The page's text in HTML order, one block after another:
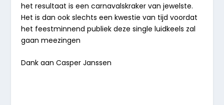
het resultaat is een carnavalskraker van jewelste.
Het is dan ook slechts een kwestie van tijd voordat
het feestminnend publiek deze single luidkeels zal
gaan meezingen
Dank aan Casper Janssen